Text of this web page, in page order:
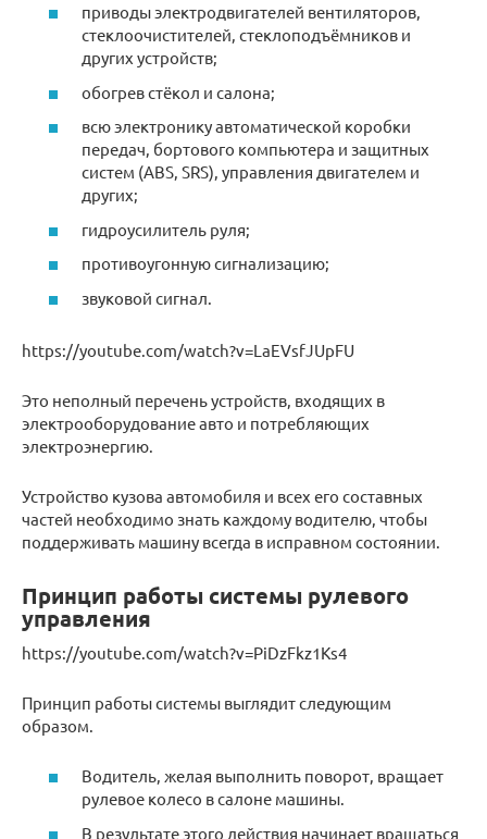
приводы электродвигателей вентиляторов,
стеклоочистителей, стеклоподъёмников и
других устройств;
обогрев стёкол и салона;
всю электронику автоматической коробки
передач, бортового компьютера и защитных
систем (ABS, SRS), управления двигателем и
других;
гидроусилитель руля;
противоугонную сигнализацию;
звуковой сигнал.
https://youtube.com/watch?v=LaEVsfJUpFU
Это неполный перечень устройств, входящих в
электрооборудование авто и потребляющих
электроэнергию.
Устройство кузова автомобиля и всех его составных
частей необходимо знать каждому водителю, чтобы
поддерживать машину всегда в исправном состоянии.
Принцип работы системы рулевого
управления
https://youtube.com/watch?v=PiDzFkz1Ks4
Принцип работы системы выглядит следующим
образом.
Водитель, желая выполнить поворот, вращает
рулевое колесо в салоне машины.
В результате этого действия начинает вращаться